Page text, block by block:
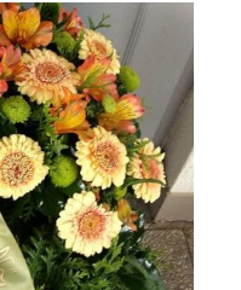
van.
A
változatok
a
termékoldalon
választhatók
ki